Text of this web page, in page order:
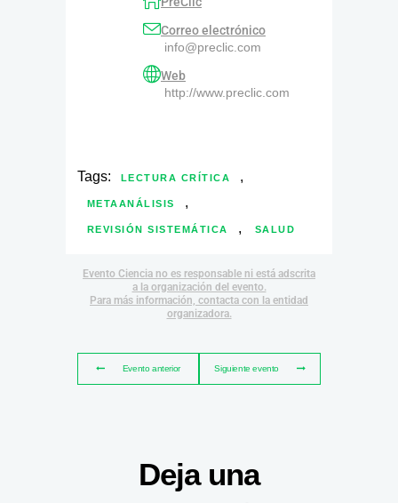
Correo electrónico
info@preclic.com
Web
http://www.preclic.com
Tags: LECTURA CRÍTICA ,
METAANÁLISIS ,
REVISIÓN SISTEMÁTICA , SALUD
Evento Ciencia no es responsable ni está adscrita
a la organización del evento.
Para más información, contacta con la entidad
organizadora.
Evento anterior Siguiente evento
Deja una